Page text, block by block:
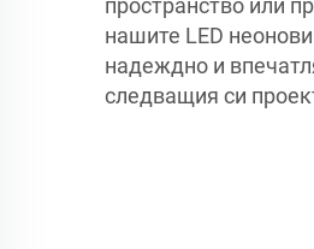
пространство или
нашите LED
надеждно и
следващия си